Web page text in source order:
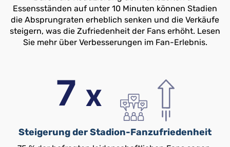
Essensständen auf unter 10 Minuten können Stadien
die Absprungraten erheblich senken und die Verkäufe
steigern, was die Zufriedenheit der Fans erhöht. Lesen
Sie mehr über Verbesserungen im Fan-Erlebnis.
Steigerung der Stadion-Fanzufriedenheit